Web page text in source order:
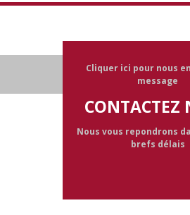
Cliquer ici pour nous
message
CONTACTEZ
Nous vous repondrons
brefs délais